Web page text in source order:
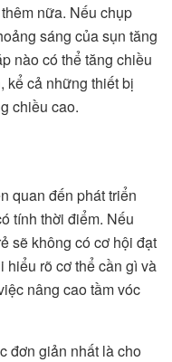
nữa. Nếu chụp
sáng của sụn tăng
nào có thể tăng chiều
kể cả những thiết bị
chiều cao.
quan đến phát triển
tính thời điểm. Nếu
sẽ không có cơ hội đạt
rõ cơ thể cần gì và
nâng cao tầm vóc
đơn giản nhất là cho